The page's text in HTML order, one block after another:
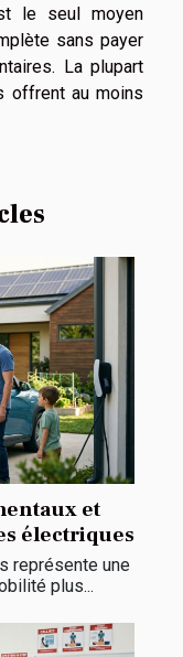
le seul moyen
sans payer
La plupart
offrent au moins
et
électriques
représente une
plus...